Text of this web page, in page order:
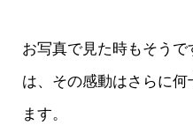
お写真で見た時もそう
は、その感動はさらに
ます。